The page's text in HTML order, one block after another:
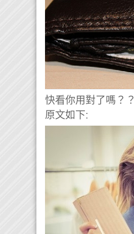
快看你用對了嗎？？
原文如下: